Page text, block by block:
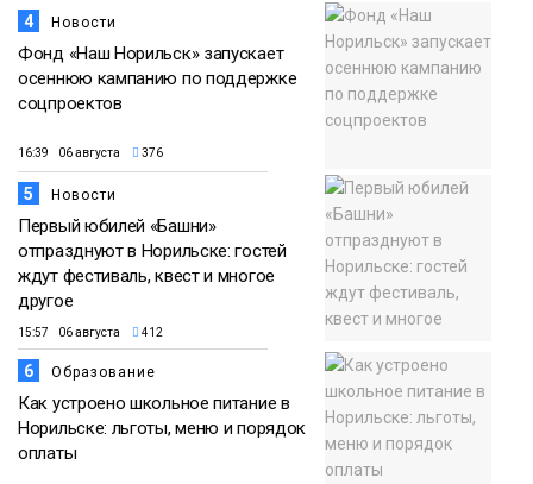
4 Новости
Фонд «Наш Норильск» запускает
осеннюю кампанию по поддержке
соцпроектов
16:39 06 августа 376
5 Новости
Первый юбилей «Башни»
отпразднуют в Норильске: гостей
ждут фестиваль, квест и многое
другое
15:57 06 августа 412
6 Образование
Как устроено школьное питание в
Норильске: льготы, меню и порядок
оплаты